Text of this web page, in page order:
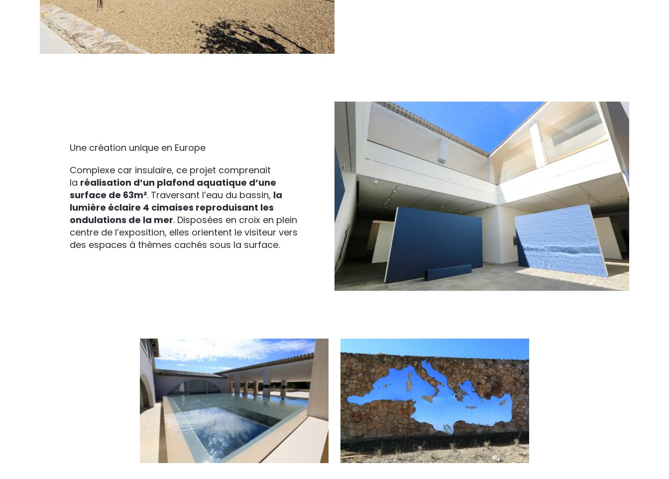
Une création unique en Europe
Complexe car insulaire, ce projet comprenait
la réalisation d’un plafond aquatique d’une
surface de 63m². Traversant l’eau du bassin, la
lumière éclaire 4 cimaises reproduisant les
ondulations de la mer. Disposées en croix en plein
centre de l’exposition, elles orientent le visiteur vers
des espaces à thèmes cachés sous la surface.